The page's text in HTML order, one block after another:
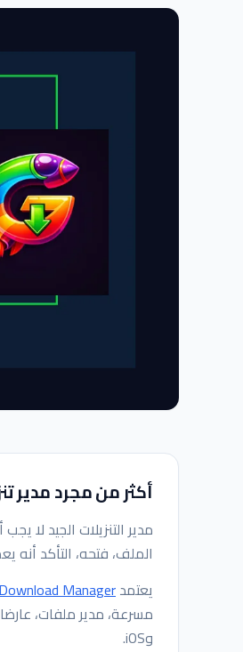
أكثر من مجرد مدير
مدير التنزيلات الجيد لا
الملف، فتحه، التأكد أنه
يعتمدManager
مسرعة، مدير ملفات،
وiOS.